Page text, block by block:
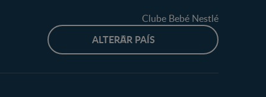
Clube Bebé Nestlé
ALTERAR PAÍS